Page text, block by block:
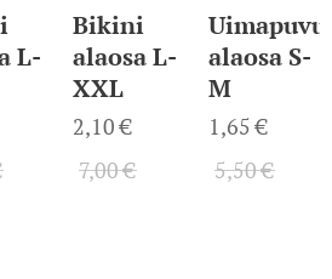
L-
Bikini
alaosa L-
XXL
2,10€
7,00€
alaosa S-
M
1,65€
5,50€